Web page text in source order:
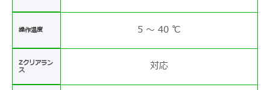
操作温度 5 ～ 40 ℃
Zクリアラン
ス
対応